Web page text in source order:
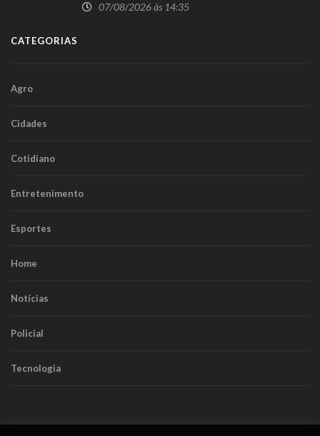
07/08/2026 às 14:35
CATEGORIAS
Agro
Cidades
Cotidiano
Entretenimento
Esportes
Home
Notícias
Policial
Tecnologia